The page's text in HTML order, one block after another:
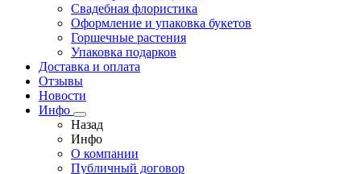
Свадебная флористика
Оформление и упаковка букетов
Горшечные растения
Упаковка подарков
Доставка и оплата
Отзывы
Новости
Инфо
Назад
Инфо
О компании
Публичный договор